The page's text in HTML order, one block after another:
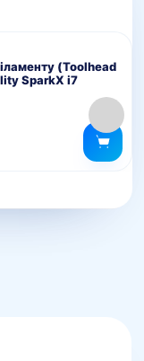
(Toolhead
SparkX i7